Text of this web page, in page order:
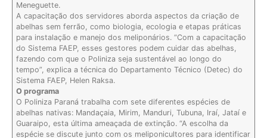
Meneguette.
A capacitação dos servidores aborda aspectos da criação de
abelhas sem ferrão, como biologia, ecologia e etapas práticas
para instalação e manejo dos meliponários. “Com a capacitação
do Sistema FAEP, esses gestores podem cuidar das abelhas,
fazendo com que o Poliniza seja sustentável ao longo do
tempo”, explica a técnica do Departamento Técnico (Detec) do
Sistema FAEP, Helen Raksa.
O programa
O Poliniza Paraná trabalha com sete diferentes espécies de
abelhas nativas: Mandaçaia, Mirim, Manduri, Tubuna, Iraí, Jataí e
Guaraipo, esta última ameaçada de extinção. “A escolha da
espécie se discute junto com os meliponicultores para identificar